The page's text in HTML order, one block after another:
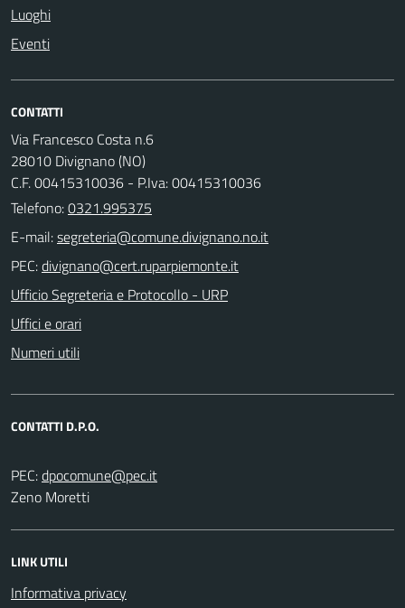
Luoghi
Eventi
CONTATTI
Via Francesco Costa n.6
28010 Divignano (NO)
C.F. 00415310036 - P.Iva: 00415310036
Telefono:0321.995375
E-mail:
PEC:
Ufficio Segreteria e Protocollo - URP
Uffici e orari
Numeri utili
CONTATTI D.P.O.
PEC:
Zeno Moretti
LINK UTILI
Informativa privacy